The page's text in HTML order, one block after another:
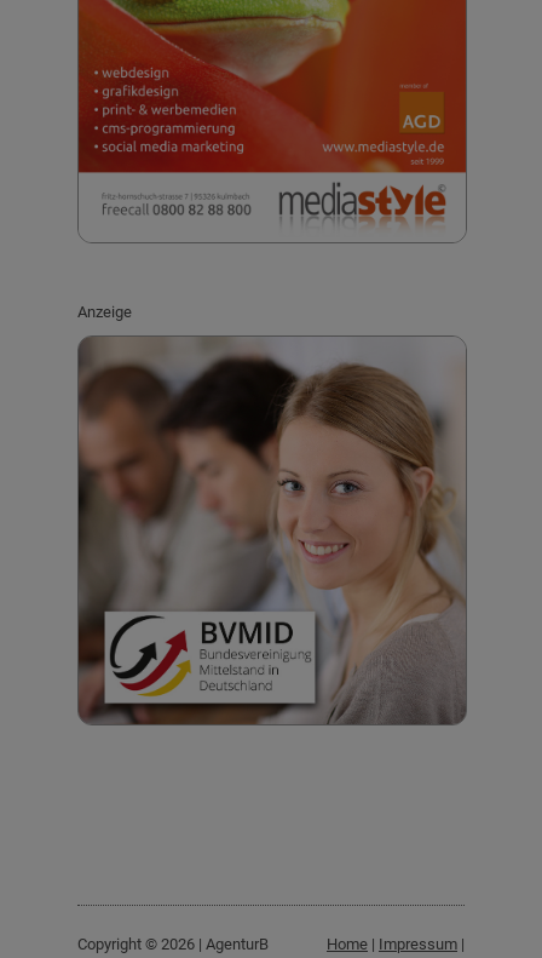
Anzeige
Copyright © 2026 | AgenturB
Home | Impressum |